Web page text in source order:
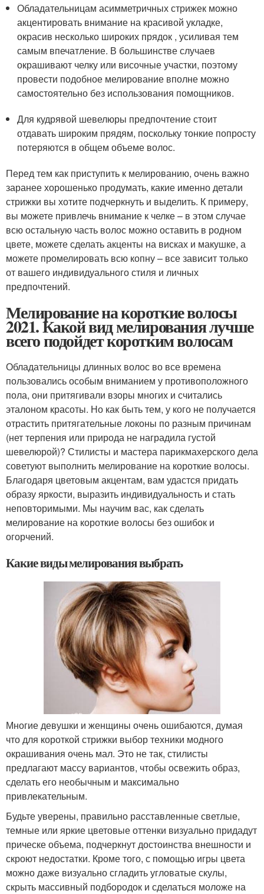
Обладательницам асимметричных стрижек можно
акцентировать внимание на красивой укладке,
окрасив несколько широких прядок , усиливая тем
самым впечатление. В большинстве случаев
окрашивают челку или височные участки, поэтому
провести подобное мелирование вполне можно
самостоятельно без использования помощников.
Для кудрявой шевелюры предпочтение стоит
отдавать широким прядям, поскольку тонкие попросту
потеряются в общем объеме волос.
Перед тем как приступить к мелированию, очень важно
заранее хорошенько продумать, какие именно детали
стрижки вы хотите подчеркнуть и выделить. К примеру,
вы можете привлечь внимание к челке – в этом случае
всю остальную часть волос можно оставить в родном
цвете, можете сделать акценты на висках и макушке, а
можете промелировать всю копну – все зависит только
от вашего индивидуального стиля и личных
предпочтений.
Мелирование на короткие волосы
2021. Какой вид мелирования лучше
всего подойдет коротким волосам
Обладательницы длинных волос во все времена
пользовались особым вниманием у противоположного
пола, они притягивали взоры многих и считались
эталоном красоты. Но как быть тем, у кого не получается
отрастить притягательные локоны по разным причинам
(нет терпения или природа не наградила густой
шевелюрой)? Стилисты и мастера парикмахерского дела
советуют выполнить мелирование на короткие волосы.
Благодаря цветовым акцентам, вам удастся придать
образу яркости, выразить индивидуальность и стать
неповторимыми. Мы научим вас, как сделать
мелирование на короткие волосы без ошибок и
огорчений.
Какие виды мелирования выбрать
Многие девушки и женщины очень ошибаются, думая
что для короткой стрижки выбор техники модного
окрашивания очень мал. Это не так, стилисты
предлагают массу вариантов, чтобы освежить образ,
сделать его необычным и максимально
привлекательным.
Будьте уверены, правильно расставленные светлые,
темные или яркие цветовые оттенки визуально придадут
прическе объема, подчеркнут достоинства внешности и
скроют недостатки. Кроме того, с помощью игры цвета
можно даже визуально сгладить угловатые скулы,
скрыть массивный подбородок и сделаться моложе на